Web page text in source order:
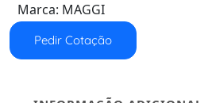
Marca: MAGGI
Pedir Cotação